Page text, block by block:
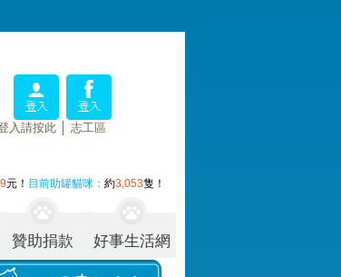
入請按此│ 志工區
元！ 目前助罐貓咪： 約3,053隻！
贊助捐款 好事生活網